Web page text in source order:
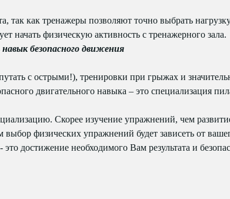
так как тренажеры позволяют точно выбрать
начать физическую активность с тренажерного зала.
безопасного движения
с острыми!), тренировки при грыжах и
двигательного навыка – это специализация
Скорее изучение упражнений, чем
выбор физических упражнений будет зависеть от
достижение необходимого Вам результата и